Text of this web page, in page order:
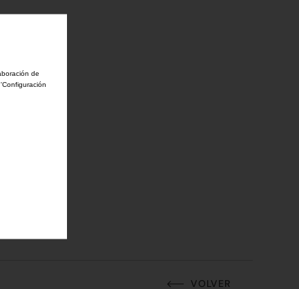
VOLVER
de